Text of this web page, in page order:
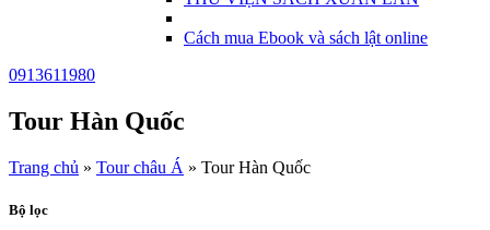
Cách mua Ebook và sách lật online
0913611980
Tour Hàn Quốc
Trang chủ » Tour châu Á » Tour Hàn Quốc
Bộ lọc